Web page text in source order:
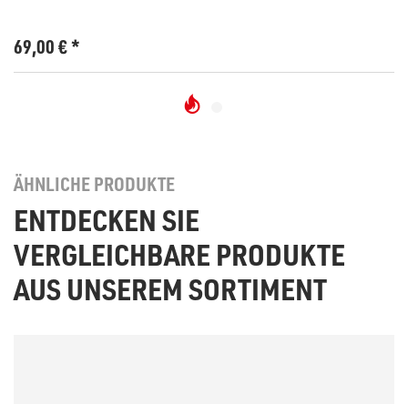
69,00€*
ÄHNLICHE PRODUKTE
ENTDECKEN SIE
VERGLEICHBARE PRODUKTE
AUS UNSEREM SORTIMENT